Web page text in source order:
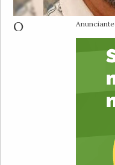
Anunciante
O